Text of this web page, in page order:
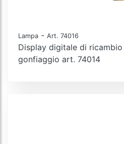
Lampa - Art. 74016
Display digitale di
gonfiaggio art. 74014